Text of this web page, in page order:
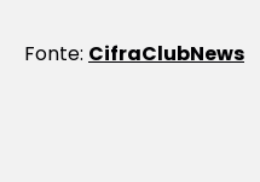
Fonte: CifraClubNews